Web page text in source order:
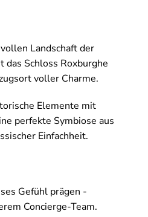
Landschaft der
Schloss Roxburghe
voller Charme.
Elemente mit
perfekte Symbiose aus
Einfachheit.
Gefühl prägen -
Concierge-Team.